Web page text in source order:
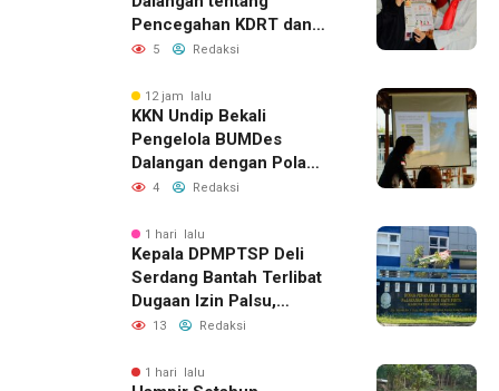
Pencegahan KDRT dan
Komunikasi Keluarga
5 Redaksi
12 jam lalu
KKN Undip Bekali
Pengelola BUMDes
Dalangan dengan Pola
Pikir Inovatif
4 Redaksi
1 hari lalu
Kepala DPMPTSP Deli
Serdang Bantah Terlibat
Dugaan Izin Palsu,
Tegaskan Proses
Jalur Resmi
13 Redaksi
1 hari lalu